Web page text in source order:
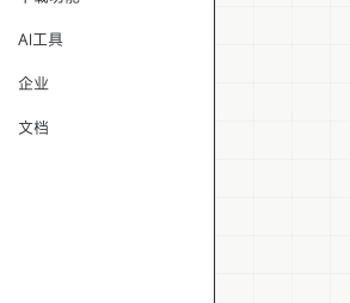
AI工具
企业
文档